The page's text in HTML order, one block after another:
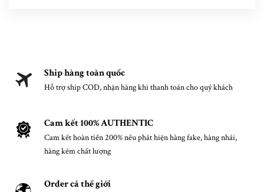
Ship hàng toàn quốc
Hỗ trợ ship COD, nhận hàng khi thanh toán cho quý khách
Cam kết 100% AUTHENTIC
Cam kết hoàn tiền 200% nếu phát hiện hàng fake, hàng nhái,
hàng kém chất lượng
Order cả thế giới